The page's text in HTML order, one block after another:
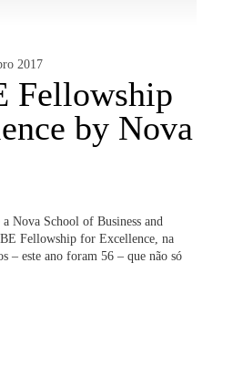
2017
Fellowship
by Nova
Nova School of Business and
Fellowship for Excellence, na
– este ano foram 56 – que não só